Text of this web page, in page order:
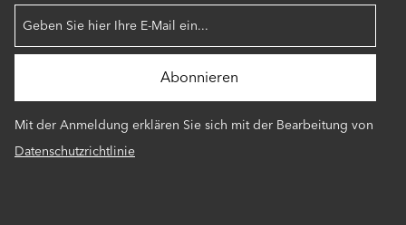
Mit der Anmeldung erklären Sie sich mit der Bearbeitung von
Datenschutzrichtlinie